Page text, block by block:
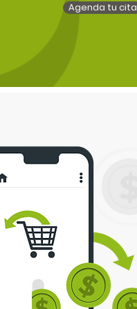
Agenda tu cita